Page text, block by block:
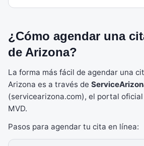
¿Cómo agendar una
de Arizona?
La forma más fácil de agendar una
Arizona es a través de
(servicearizona.com), el portal
MVD.
Pasos para agendar tu cita en línea: